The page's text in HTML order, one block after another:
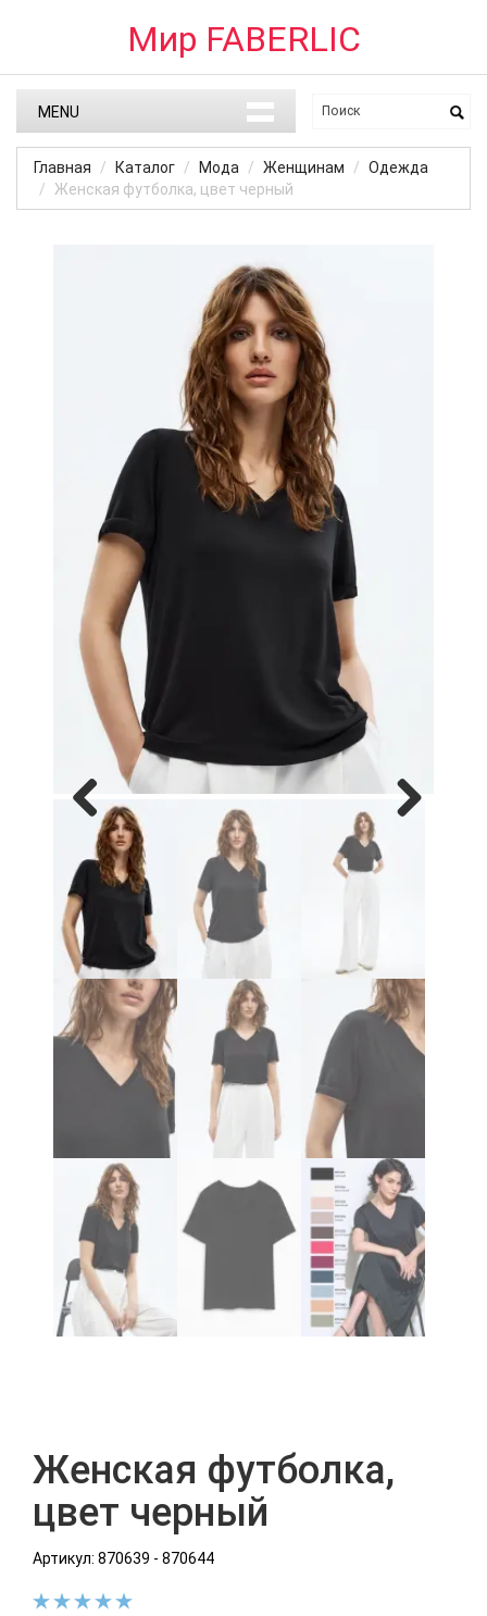
Мир FABERLIC
MENU
Главная Каталог Мода Женщинам
Одежда
Женская футболка, цвет черный
Женская футболка,
цвет черный
Артикул: 870639 - 870644